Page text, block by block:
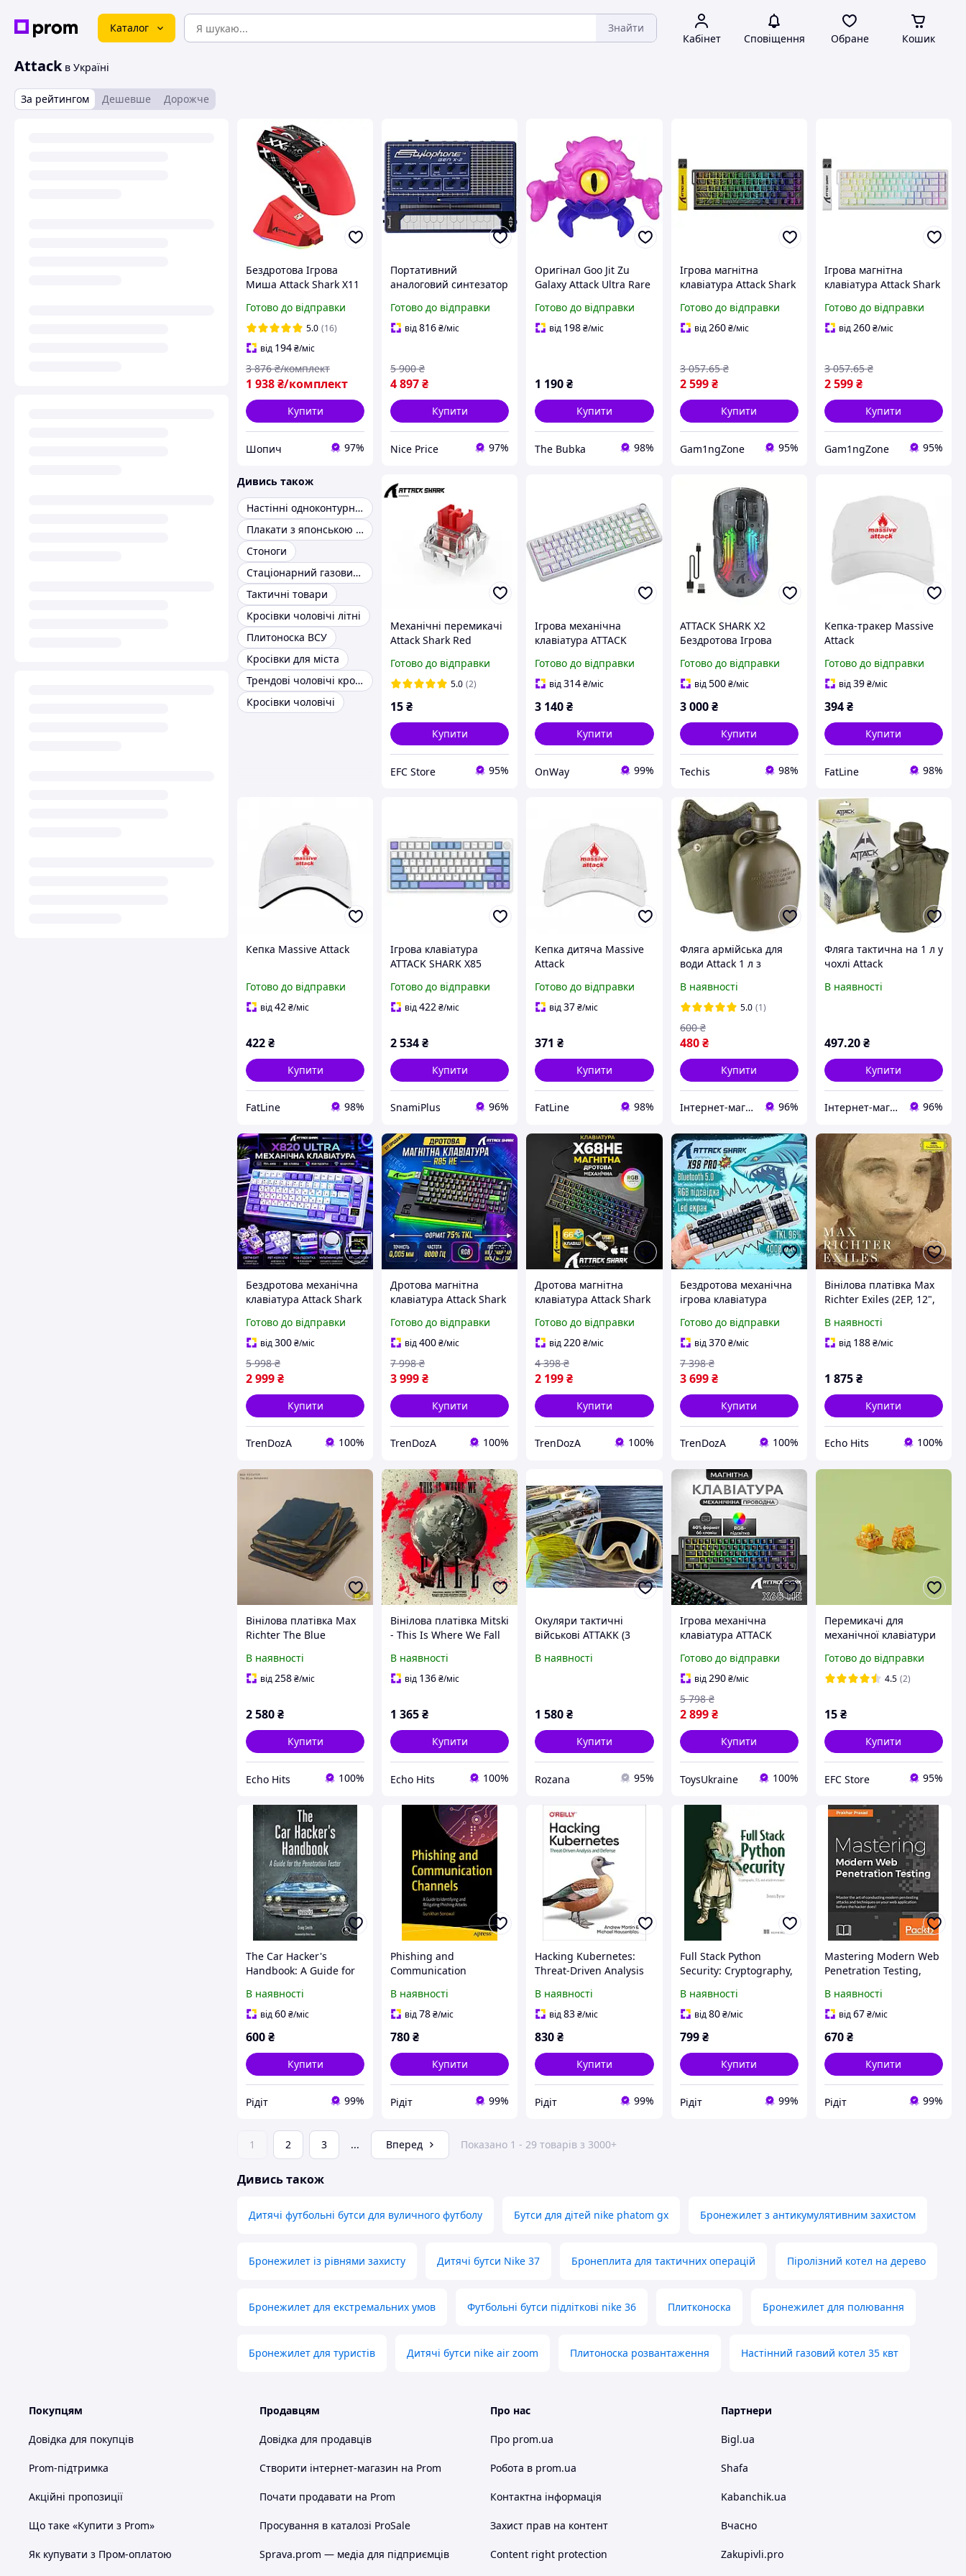
Каталог Знайти
Кабінет Сповіщення Обране Кошик
Attackв Україні
За рейтингом Дешевше Дорожче
Бездротова Ігрова
Миша Attack Shark X11
22000dpi Червона +
Стікери
Готово до відправки
5.0 (16)
від 194₴/міс
1 938₴/комплект
3 876 ₴/комплект
Купити
Шопич 97%
Портативний
аналоговий синтезатор
стилусом, аналогова
затримка, LFO, CV/Gate
Готово до відправки
від816₴/міс
4 897₴
5 900 ₴
Купити
Nice Price 97%
Оригінал Goo Jit Zu
Galaxy Attack Ultra Rare
Крустикоїд
Готово до відправки
від 198₴/міс
1 190₴
Купити
The Bubka 98%
Ігрова магнітна
клавіатура Attack Shark
на магнітних свічках
Готово до відправки
від260 ₴/міс
2 599 ₴
3 057.65 ₴
Купити
Gam1ngZone 95%
Ігрова магнітна
клавіатура Attack Shark
магнітних свічках
Готово до відправки
від260₴/міс
2 599₴
3 057.65 ₴
Купити
Gam1ngZone 95%
Дивись також
Настінні одноконтурні газові котли
Плакати з японською анімацією
Стоноги
Стаціонарний газовий котел
Тактичні товари
Кросівки чоловічі літні
Плитоноска ВСУ
Кросівки для міста
Трендові чоловічі кросівки
Кросівки чоловічі
Механічні перемикачі
Attack Shark Red
для механічної
клавіатури
Готово до відправки
5.0 (2)
15₴
Купити
EFC Store 95%
Ігрова механічна
клавіатура ATTACK
біла з магнітними
перемикачами Hall
Готово до відправки
від314₴/міс
3 140₴
Купити
OnWay 99%
ATTACK SHARK X2
Бездротова Ігрова
та Прозорим Корпусом
Готово до відправки
від500 ₴/міс
3 000 ₴
Купити
Techis 98%
Кепка-тракер Massive
Attack
Готово до відправки
від39₴/міс
394₴
Купити
FatLine 98%
Кепка Massive Attack
Готово до відправки
від42 ₴/міс
422₴
Купити
FatLine 98%
Ігрова клавіатура
ATTACK SHARK X85
Готово до відправки
від422 ₴/міс
2 534₴
Купити
SnamiPlus 96%
Кепка дитяча Massive
Attack
Готово до відправки
від37₴/міс
371 ₴
Купити
FatLine 98%
Фляга армійська для
води Attack 1 л з
В наявності
5.0 (1)
480 ₴
600 ₴
Купити
Інтернет-магазин ПОЛЬ 96%
Фляга тактична на 1 л у
чохлі Attack
В наявності
497.20₴
Купити
Інтернет-магазин ПОЛЬ 96%
Бездротова механічна
клавіатура Attack Shark
дисплеєм та
енкодером, Bluetooth
5.1 / 2.4G / USB-C
Готово до відправки
від300₴/міс
2 999₴
5 998 ₴
Купити
TrenDozA 100%
Дротова магнітна
клавіатура Attack Shark
TKL, RGB підсвітка,
8000 Гц, ігрова
клавіатура
Готово до відправки
від400₴/міс
3 999₴
7 998 ₴
Купити
TrenDozA 100%
Дротова магнітна
клавіатура Attack Shark
клавіш, RGB підсвітка,
компактна ігрова
клавіатура для ПК
Готово до відправки
від220₴/міс
2 199₴
4 398 ₴
Купити
TrenDozA 100%
Бездротова механічна
ігрова клавіатура
RGB Bluetooth 5.0 / 2.4G
/ USB-C 96% з дисплеєм
Готово до відправки
від370 ₴/міс
3 699 ₴
7 398 ₴
Купити
TrenDozA 100%
Вінілова платівка Max
Richter Exiles (2EP, 12",
180g, Vinyl)
В наявності
від 188₴/міс
1 875₴
Купити
Echo Hits 100%
Вінілова платівка Max
Richter The Blue
В наявності
від258₴/міс
2 580₴
Купити
Echo Hits 100%
Вінілова платівка Mitski
- This Is Where We Fall
Edition, Limited Edition,
Vinyl)
В наявності
від 136₴/міс
1 365₴
Купити
Echo Hits 100%
Окуляри тактичні
військові ATTAKK (3
В наявності
1 580₴
Купити
Rozana 95%
Ігрова механічна
клавіатура ATTACK
клавіш, RGB підсвітка,
компактна
Готово до відправки
від290 ₴/міс
2 899 ₴
5 798 ₴
Купити
ToysUkraine 100%
Перемикачі для
механічної клавіатури
лінійні 3-pin MX сумісні
(жовті)
Готово до відправки
4.5 (2)
15₴
Купити
EFC Store 95%
The Car Hacker's
Handbook: A Guide for
1st Edition, Craig Smith
В наявності
від60₴/міс
600₴
Купити
Рідіт 99%
Phishing and
Communication
Identifying and
Mitigating Phishing
Sonowal
В наявності
від78₴/міс
780₴
Купити
Рідіт 99%
Hacking Kubernetes:
Threat-Driven Analysis
Martin, Michael
Hausenblas
В наявності
від83₴/міс
830₴
Купити
Рідіт 99%
Full Stack Python
Security: Cryptography,
resistance, Dennis
Byrne
В наявності
від80 ₴/міс
799 ₴
Купити
Рідіт 99%
Mastering Modern Web
Penetration Testing,
В наявності
від67₴/міс
670₴
Купити
Рідіт 99%
1 2 3 ... Вперед Показано 1 - 29 товарів з 3000+
Дивись також
Дитячі футбольні бутси для вуличного футболу Бутси для дітей nike phatom gx Бронежилет з антикумулятивним захистом
Бронежилет із рівнями захисту Дитячі бутси Nike 37 Бронеплита для тактичних операцій Піролізний котел на дерево
Бронежилет для екстремальних умов Футбольні бутси підліткові nike 36 Плитконоска Бронежилет для полювання
Бронежилет для туристів Дитячі бутси nike air zoom Плитоноска розвантаження Настінний газовий котел 35 квт
Покупцям
Довідка для покупців
Prom-підтримка
Акційні пропозиції
Що таке «Купити з Prom»
Як купувати з Пром-оплатою
Продавцям
Довідка для продавців
Створити інтернет-магазин на Prom
Почати продавати на Prom
Просування в каталозі ProSale
Sprava.prom — медіа для підприємців
Про нас
Про prom.ua
Робота в prom.ua
Контактна інформація
Захист прав на контент
Content right protection
Партнери
Bigl.ua
Shafa
Kabanchik.ua
Вчасно
Zakupivli.pro